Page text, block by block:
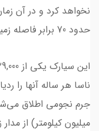
نخواهد کرد و در آن
حدود 70 برابر فاصله زمین و ماه گذر خواهد کرد.
میلیون کیلومتر) از